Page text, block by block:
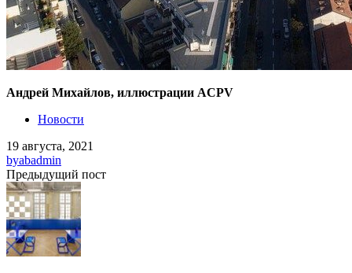
Андрей Михайлов, иллюстрации ACPV
Новости
19 августа, 2021
byabadmin
Предыдущий пост